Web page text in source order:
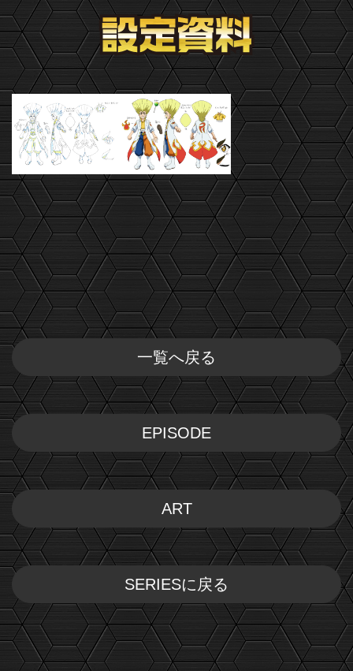
一覧へ戻る
EPISODE
ART
SERIESに戻る